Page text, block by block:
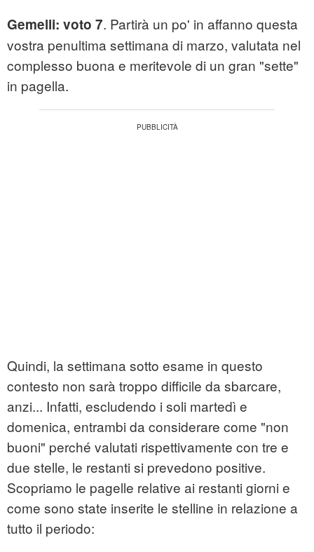
Gemelli: voto 7. Partirà un po' in affanno questa
vostra penultima settimana di marzo, valutata nel
complesso buona e meritevole di un gran "sette"
in pagella.
Quindi, la settimana sotto esame in questo
contesto non sarà troppo difficile da sbarcare,
anzi... Infatti, escludendo i soli martedì e
domenica, entrambi da considerare come "non
buoni" perché valutati rispettivamente con tre e
due stelle, le restanti si prevedono positive.
Scopriamo le pagelle relative ai restanti giorni e
come sono state inserite le stelline in relazione a
tutto il periodo: